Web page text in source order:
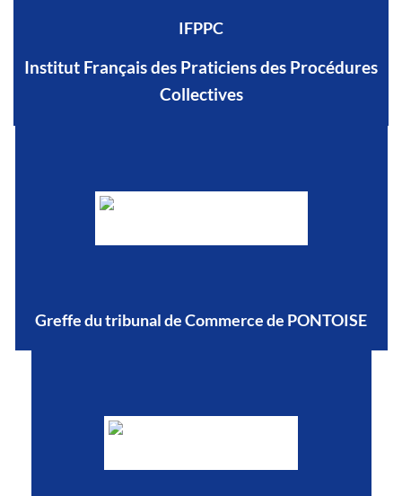
IFPPC
Institut Français des Praticiens des Procédures
Collectives
Greffe du tribunal de Commerce de PONTOISE